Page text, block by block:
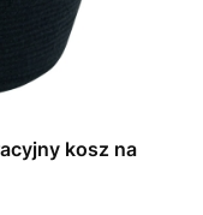
kosz na